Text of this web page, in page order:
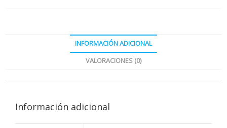
INFORMACIÓN ADICIONAL
VALORACIONES (0)
Información adicional